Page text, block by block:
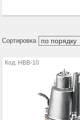
НВВ-10